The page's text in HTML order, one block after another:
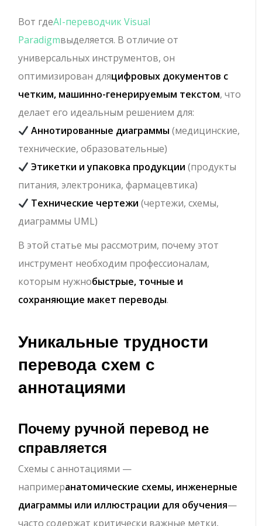
Вот гдеAI-переводчик Visual
Paradigmвыделяется. В отличие от
универсальных инструментов, он
оптимизирован дляцифровых документов с
четким, машинно-генерируемым текстом, что
делает его идеальным решением для:
Аннотированные диаграммы (медицинские,
технические, образовательные)
Этикетки и упаковка продукции (продукты
питания, электроника, фармацевтика)
Технические чертежи (чертежи, схемы,
диаграммы UML)
В этой статье мы рассмотрим, почему этот
инструмент необходим профессионалам,
которым нужнобыстрые, точные и
сохраняющие макет переводы.
Уникальные трудности
перевода схем с
аннотациями
Почему ручной перевод не
справляется
Схемы с аннотациями —
напримеранатомические схемы, инженерные
диаграммы или иллюстрации для обучения—
часто содержат критически важные метки,